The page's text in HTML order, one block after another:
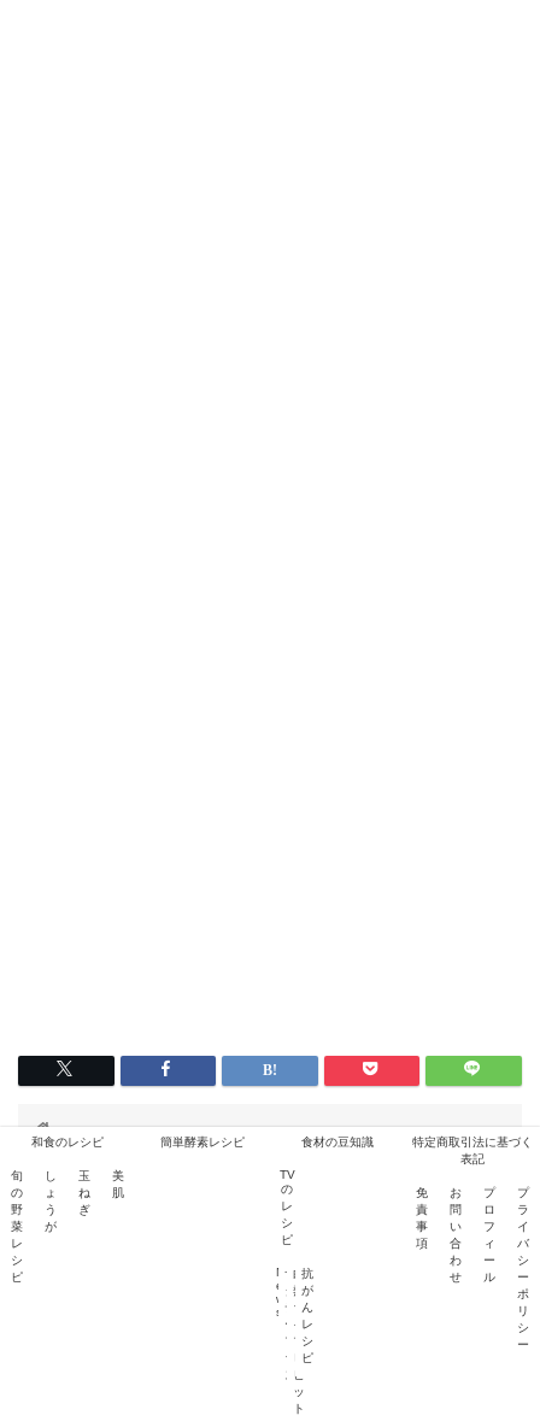
薬膳レシピ！黒ごまペーストの栄養成分とお肌に良い訳とは？
和食のレシピ
旬
の
野
菜
レ
シ
ピ
し
ょ
う
が
玉
ね
ぎ
美
肌
簡単酵素レシピ 食材の豆知識
TV
の
レ
シ
ピ
N
e
w
s
サ
タ
デ
ー
プ
ラ
ス
白
熱
ラ
イ
ブ
ビ
ビ
ッ
ト
抗
が
ん
レ
シ
ピ
特定商取引法に基づく
表記
免
責
事
項
お
問
い
合
わ
せ
プ
ロ
フ
ィ
ー
ル
プ
ラ
イ
バ
シ
ー
ポ
リ
シ
ー